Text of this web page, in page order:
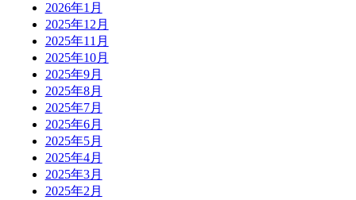
2026年1月
2025年12月
2025年11月
2025年10月
2025年9月
2025年8月
2025年7月
2025年6月
2025年5月
2025年4月
2025年3月
2025年2月